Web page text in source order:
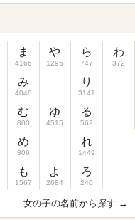
ま
4166
み
4048
む
800
め
306
も
1567
や
1295
ゆ
4515
よ
2684
ら
747
り
3141
る
562
れ
1449
ろ
240
わ
372
女の子の名前から探す →